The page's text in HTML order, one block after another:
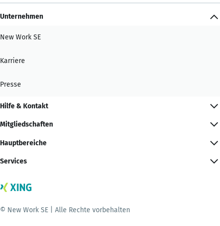
Unternehmen
New Work SE
Karriere
Presse
Hilfe & Kontakt
Mitgliedschaften
Hauptbereiche
Services
© New Work SE | Alle Rechte vorbehalten